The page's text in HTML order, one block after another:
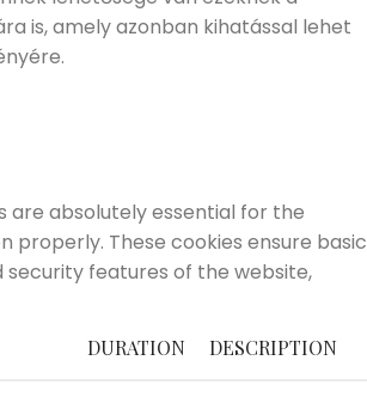
is, amely azonban kihatással lehet
are absolutely essential for the
properly. These cookies ensure basic
security features of the website,
DURATION DESCRIPTION